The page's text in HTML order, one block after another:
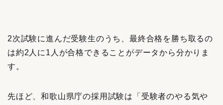
2次試験に進んだ受験生のうち、最終合格を勝ち取るの
は約2人に1人が合格できることがデータから分かりま
す。
先ほど、和歌山県庁の採用試験は「受験者のやる気や